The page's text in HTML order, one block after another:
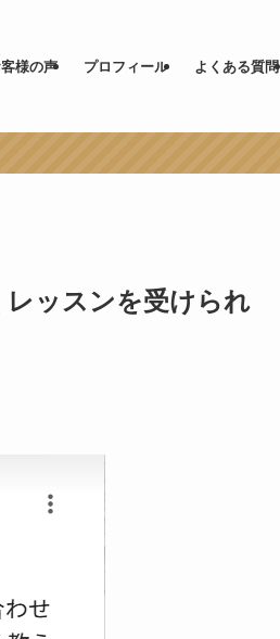
様の声 プロフィール よくある質問
ッスンを受けられ